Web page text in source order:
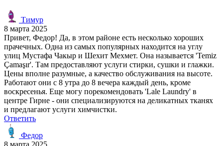
Тимур
8 марта 2025
Привет, Федор! Да, в этом районе есть несколько хороших
прачечных. Одна из самых популярных находится на углу
улиц Мустафа Чакыр и Шехит Мехмет. Она называется 'Temiz
Çamaşır'. Там предоставляют услуги стирки, сушки и глажки.
Цены вполне разумные, а качество обслуживания на высоте.
Работают они с 8 утра до 8 вечера каждый день, кроме
воскресенья. Еще могу порекомендовать 'Lale Laundry' в
центре Гирне - они специализируются на деликатных тканях
и предлагают услуги химчистки.
Ответить
Федор
8 марта 2025